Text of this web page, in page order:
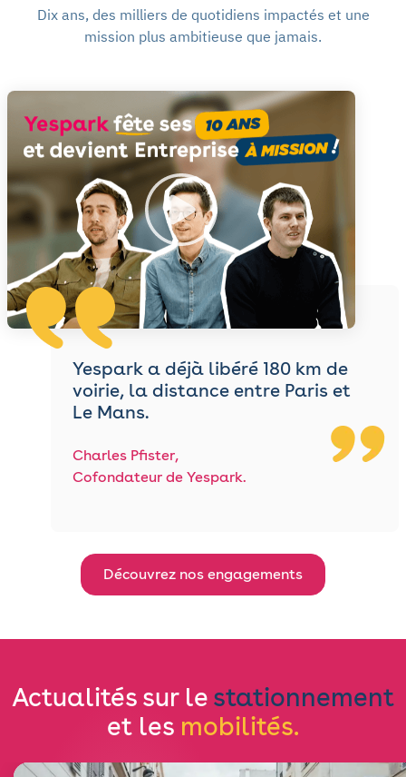
Dix ans, des milliers de quotidiens impactés et une
mission plus ambitieuse que jamais.
Yespark a déjà libéré 180 km de
voirie, la distance entre Paris et
Le Mans.
Charles Pfister,
Cofondateur de Yespark.
Découvrez nos engagements
Actualités sur le stationnement
et les mobilités.